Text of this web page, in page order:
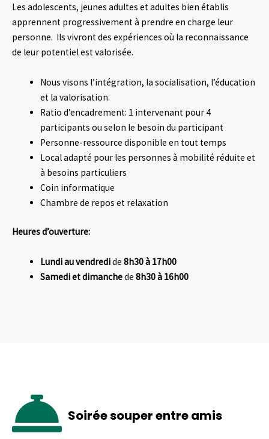
Les adolescents, jeunes adultes et adultes bien établis
apprennent progressivement à prendre en charge leur
personne. Ils vivront des expériences où la reconnaissance
de leur potentiel est valorisée.
Nous visons l’intégration, la socialisation, l’éducation
et la valorisation.
Ratio d’encadrement: 1 intervenant pour 4
participants ou selon le besoin du participant
Personne-ressource disponible en tout temps
Local adapté pour les personnes à mobilité réduite et
à besoins particuliers
Coin informatique
Chambre de repos et relaxation
Heures d’ouverture:
Lundi au vendredide 8h30 à 17h00
Samedi et dimanchede 8h30 à 16h00
Soirée souper entre amis